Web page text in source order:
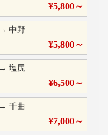
¥5,800～
→中野
¥5,800～
→塩尻
¥6,500～
→千曲
¥7,000～